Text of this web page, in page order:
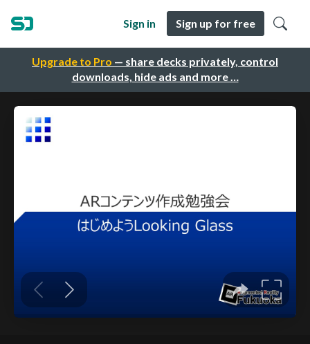
Upgrade to Pro — share decks privately, control
downloads, hide ads and more …
Sign in Sign up for free